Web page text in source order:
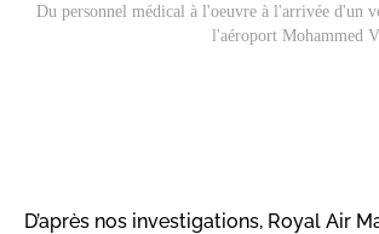
Du personnel médical à l'oeuvre à l'arrivée d'un
l'aéroport Mohammed
D’après nos investigations, Royal Air